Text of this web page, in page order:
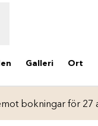
Galleri Ort
bokningar för 27